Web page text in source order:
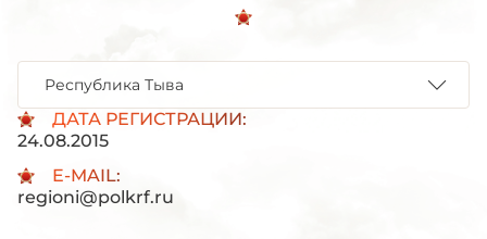
ДАТА РЕГИСТРАЦИИ:
24.08.2015
E-MAIL:
regioni@polkrf.ru
Республика Тыва